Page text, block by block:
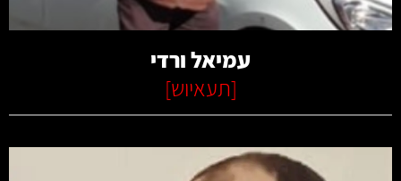
עמיאל ורדי
[תעאיוש]